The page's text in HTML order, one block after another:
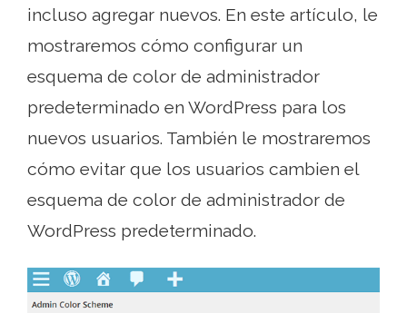
incluso agregar nuevos. En este artículo, le
mostraremos cómo configurar un
esquema de color de administrador
predeterminado en WordPress para los
nuevos usuarios. También le mostraremos
cómo evitar que los usuarios cambien el
esquema de color de administrador de
WordPress predeterminado.